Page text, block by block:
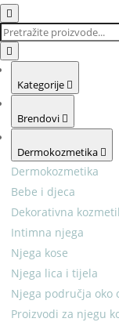
Kategorije
Brendovi
Dermokozmetika
Dermokozmetika
Bebe i djeca
Dekorativna
Intimna njega
Njega kose
Njega lica i tijela
Njega područja oko
Proizvodi za njegu